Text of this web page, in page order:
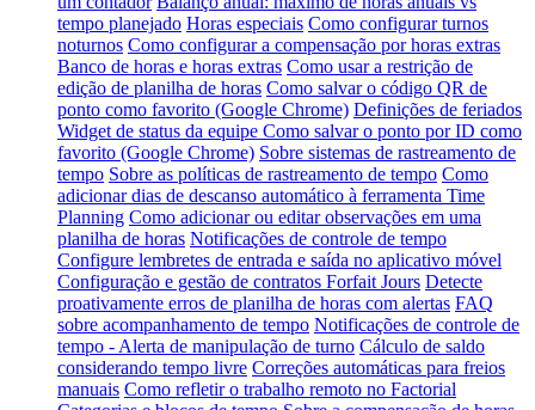
tempo planejado Horas especiais Como configurar turnos
noturnos Como configurar a compensação por horas extras
Banco de horas e horas extras Como usar a restrição de
edição de planilha de horas Como salvar o código QR de
ponto como favorito (Google Chrome) Definições de feriados
Widget de status da equipe Como salvar o ponto por ID como
favorito (Google Chrome) Sobre sistemas de rastreamento de
tempo Sobre as políticas de rastreamento de tempo Como
adicionar dias de descanso automático à ferramenta Time
Planning Como adicionar ou editar observações em uma
planilha de horas Notificações de controle de tempo
Configure lembretes de entrada e saída no aplicativo móvel
Configuração e gestão de contratos Forfait Jours Detecte
proativamente erros de planilha de horas com alertas FAQ
sobre acompanhamento de tempo Notificações de controle de
tempo - Alerta de manipulação de turno Cálculo de saldo
considerando tempo livre Correções automáticas para freios
manuais Como refletir o trabalho remoto no Factorial